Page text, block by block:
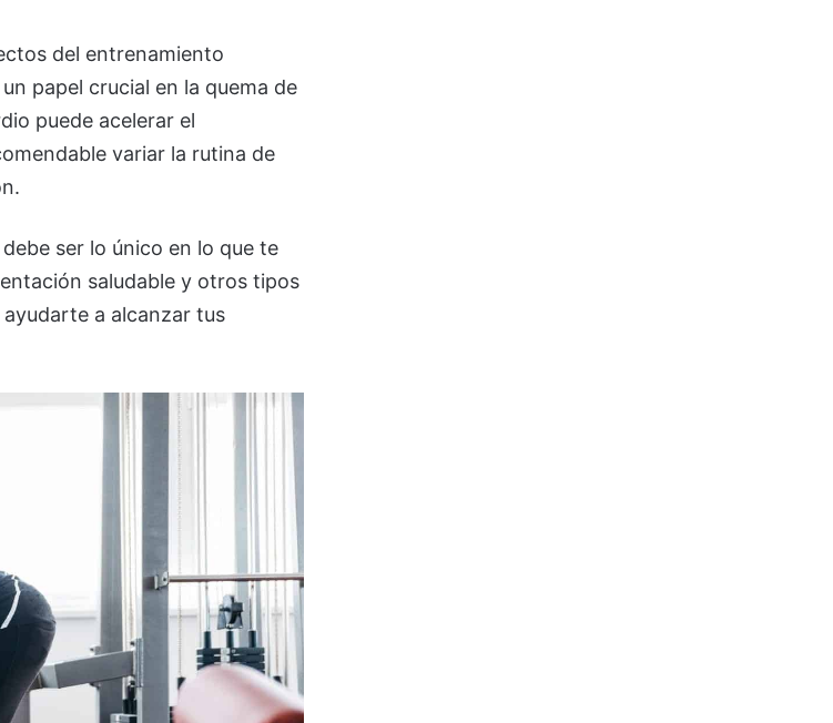
del entrenamiento
papel crucial en la quema de
puede acelerar el
variar la rutina de
ser lo único en lo que te
saludable y otros tipos
a alcanzar tus